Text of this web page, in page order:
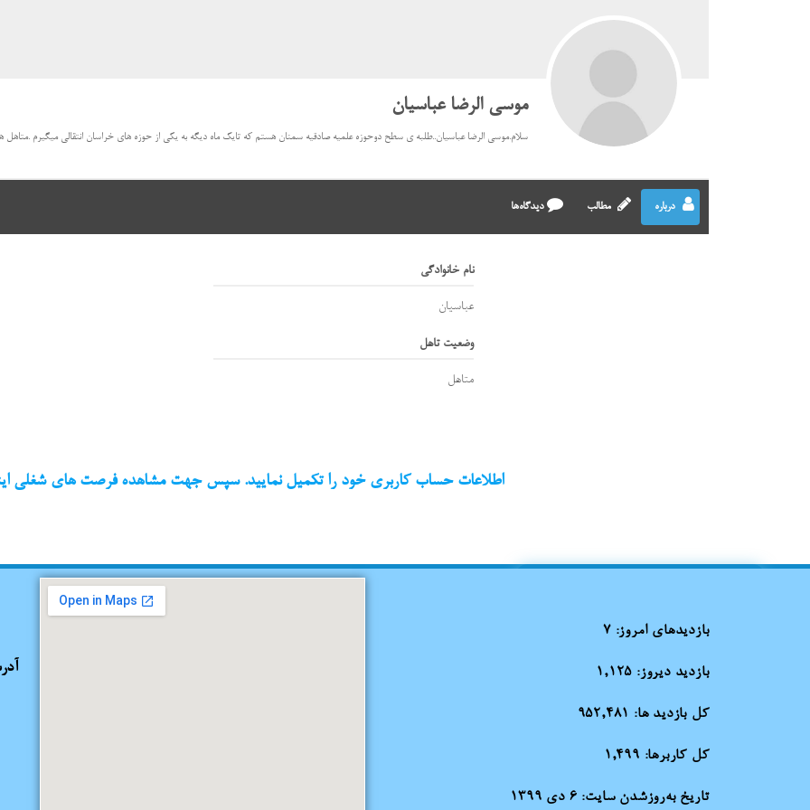
موسی الرضا عباسیان
سلام.موسی الرضا عباسیان..طلبه ی سطح دوحوزه علمیه صادقیه سمنان هستم که تایک ماه دیگه به یکی از حوزه های خراسان انتقالی میگیرم .متاهل
درباره مطالب دیدگاه‌ها
نام خانوادگی
عباسیان
وضعیت تاهل
متاهل
اطلاعات حساب کاربری خود را تکمیل نمایید. سپس جهت مشاهده فرصت های شغلی
بازدیدهای امروز:7
بازدید دیروز: 1,125
کل بازدید ها: 952,481
کل کاربرها: 1,499
تاریخ به‌روزشدن سایت: ۶ دی ۱۳۹۹